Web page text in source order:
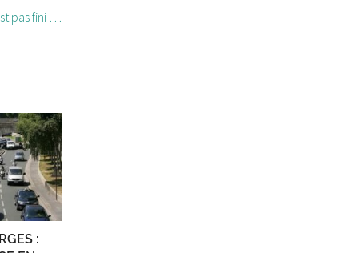
pas fini …
: